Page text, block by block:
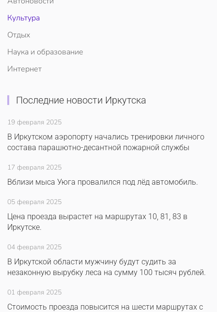
Культура
Отдых
Наука и образование
Интернет
Последние новости Иркутска
19 февраля 2025
В Иркутском аэропорту начались тренировки личного
состава парашютно-десантной пожарной службы
17 февраля 2025
Вблизи мыса Уюга провалился под лёд автомобиль.
05 февраля 2025
Цена проезда вырастет на маршрутах 10, 81, 83 в
Иркутске.
04 февраля 2025
В Иркутской области мужчину будут судить за
незаконную вырубку леса на сумму 100 тысяч рублей.
01 февраля 2025
Стоимость проезда повысится на шести маршрутах с